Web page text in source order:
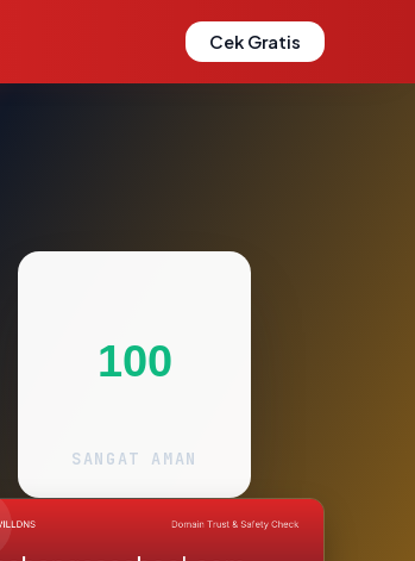
Cek Gratis
100
SANGAT AMAN